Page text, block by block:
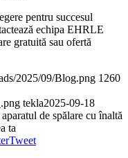
pentru succesul
echipa EHRLE
gratuită sau ofertă
2025/09/Blog.png 1260
tekla2025-09-18
de spălare cu înaltă
ta
Tweet